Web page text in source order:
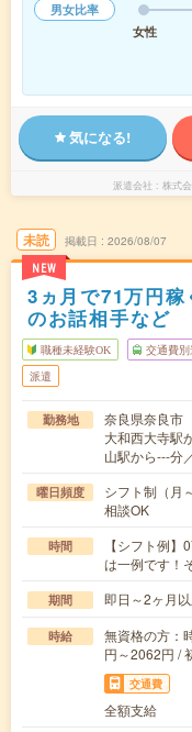
男女比率
女性
気になる!
派遣会社 株式
未読
NEW
掲載日 2026/08/07
3ヵ月で71万円
のお話相手など
職種未経験OK 交通費別
派遣
勤務地
奈良県奈良市
大和西大寺駅
山駅から---分
曜日頻度
シフト制（月
相談OK
時間
【シフト例
は一例です！
期間 即日～2ヶ月
時給
無資格の方：
円～2062円 /
交通費
全額支給